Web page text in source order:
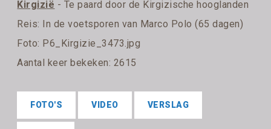
Kirgizië - Te paard door de Kirgizische hooglanden
Reis: In de voetsporen van Marco Polo (65 dagen)
Foto: P6_Kirgizie_3473.jpg
Aantal keer bekeken: 2615
FOTO'S VIDEO VERSLAG